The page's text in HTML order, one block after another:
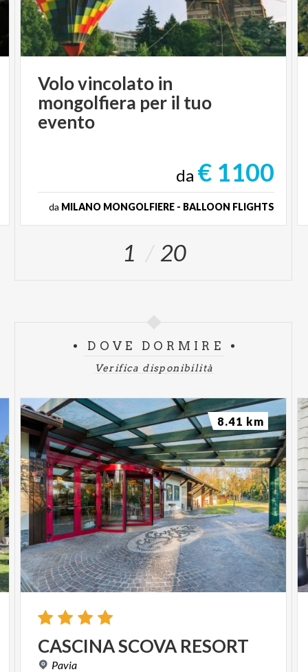
Volo vincolato in
mongolfiera per il tuo
evento
da € 1100
da MILANO MONGOLFIERE - BALLOON FLIGHTS
1 20
DOVE DORMIRE
Verifica disponibilità
CASCINASCOVA RESORT
Pavia
8.41 km